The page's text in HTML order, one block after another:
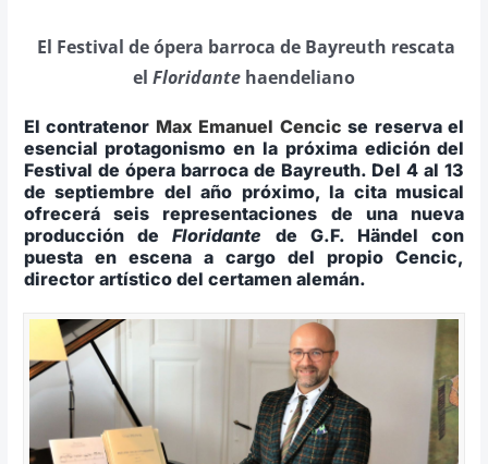
El Festival de ópera barroca de Bayreuth rescata
el Floridante haendeliano
El contratenor Max Emanuel Cencic se reserva el
esencial protagonismo en la próxima edición del
Festival de ópera barroca de Bayreuth. Del 4 al 13
de septiembre del año próximo, la cita musical
ofrecerá seis representaciones de una nueva
producción de Floridante de G.F. Händel con
puesta en escena a cargo del propio Cencic,
director artístico del certamen alemán.